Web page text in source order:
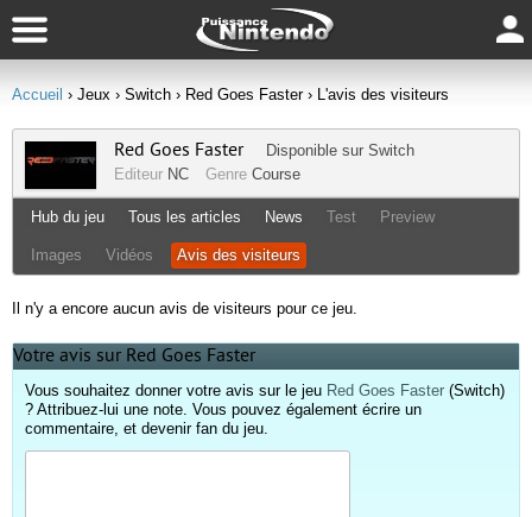
Accueil › Jeux › Switch › Red Goes Faster› L'avis des visiteurs
Red Goes Faster Disponible sur Switch
Editeur NC Genre Course
Hub du jeu Tous les articles News Test Preview
Images Vidéos Avis des visiteurs
Il n'y a encore aucun avis de visiteurs pour ce jeu.
Votre avis sur Red Goes Faster
Vous souhaitez donner votre avis sur le jeu Red Goes Faster (Switch)
? Attribuez-lui une note. Vous pouvez également écrire un
commentaire, et devenir fan du jeu.